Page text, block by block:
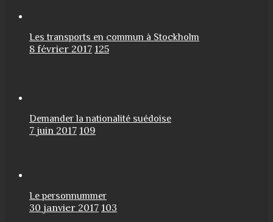
Les transports en commun à Stockholm
8 février 2017 125
Demander la nationalité suédoise
7 juin 2017 109
Le personnummer
30 janvier 2017 103